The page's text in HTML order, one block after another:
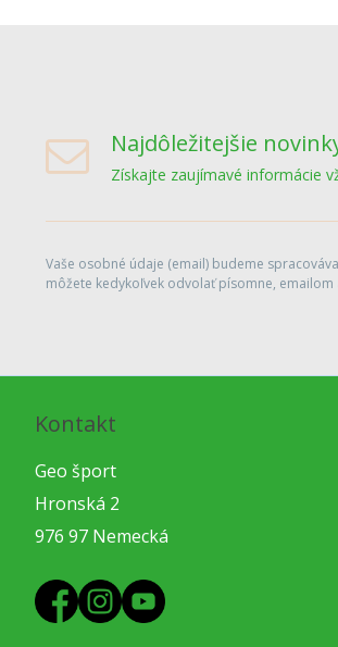
Najdôležitejšie
Získajte zaujímavé informácie
Vaše osobné údaje (email) budeme
môžete kedykoľvek odvolať písomne,
Kontakt
Geo šport
Hronská 2
976 97 Nemecká